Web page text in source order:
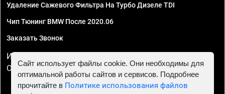
Удаление Сажевого Фильтра На Турбо Дизеле TDI
Чип Тюнинг BMW После 2020.06
Заказать Звонок
ИП Смирнов Георгий Павлович. ИНН 781302555843,
ОГРНИП 324470400032610
Сайт использует файлы cookie. Они необходимы для
оптимальной работы сайтов и сервисов. Подробнее
прочитайте в Политике использования файлов